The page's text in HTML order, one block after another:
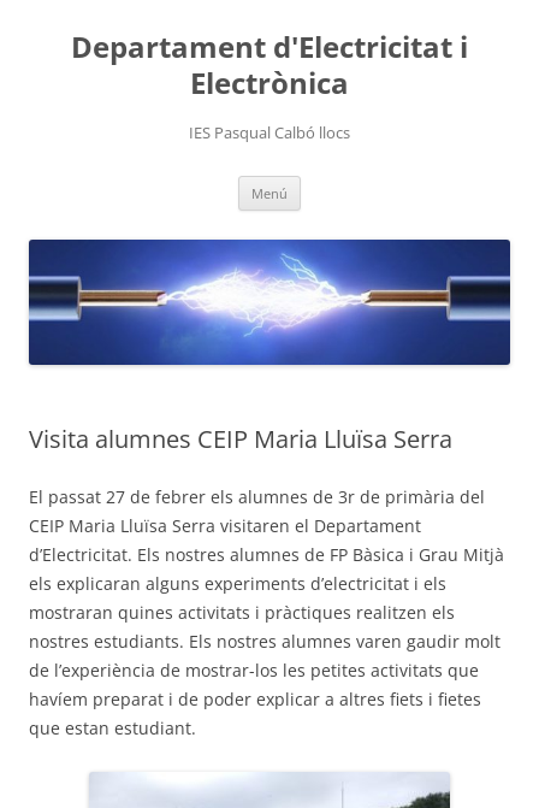
Departament d'Electricitat i
Electrònica
IES Pasqual Calbó llocs
Menú
Visita alumnes CEIP Maria Lluïsa Serra
El passat 27 de febrer els alumnes de 3r de primària del
CEIP Maria Lluïsa Serra visitaren el Departament
d’Electricitat. Els nostres alumnes de FP Bàsica i Grau Mitjà
els explicaran alguns experiments d’electricitat i els
mostraran quines activitats i pràctiques realitzen els
nostres estudiants. Els nostres alumnes varen gaudir molt
de l’experiència de mostrar-los les petites activitats que
havíem preparat i de poder explicar a altres fiets i fietes
que estan estudiant.